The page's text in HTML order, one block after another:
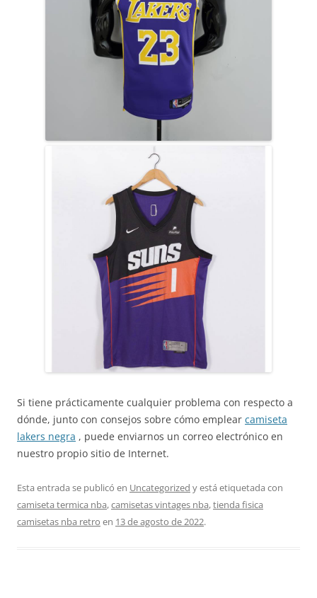
Si tiene prácticamente cualquier problema con respecto a
dónde, junto con consejos sobre cómo emplear camiseta
lakers negra , puede enviarnos un correo electrónico en
nuestro propio sitio de Internet.
Esta entrada se publicó en Uncategorized y está etiquetada con
camiseta termica nba,camisetas vintages nba,tienda fisica
camisetas nba retro en 13 de agosto de 2022.